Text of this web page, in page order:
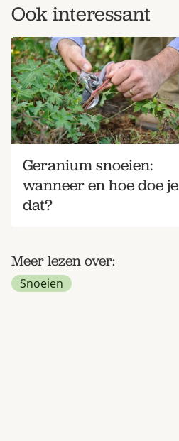
Ook interessant
Geranium snoeien:
wanneer en hoe doe je
dat?
Meer lezen over:
Snoeien